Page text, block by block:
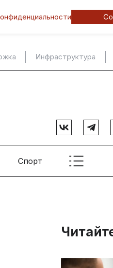
Инфраструктура
Спорт